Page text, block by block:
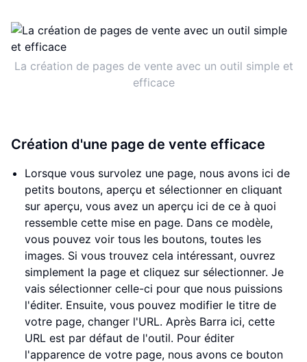
La création de pages de vente avec un outil simple et
efficace
Création d'une page de vente efficace
Lorsque vous survolez une page, nous avons ici de
petits boutons, aperçu et sélectionner en cliquant
sur aperçu, vous avez un aperçu ici de ce à quoi
ressemble cette mise en page. Dans ce modèle,
vous pouvez voir tous les boutons, toutes les
images. Si vous trouvez cela intéressant, ouvrez
simplement la page et cliquez sur sélectionner. Je
vais sélectionner celle-ci pour que nous puissions
l'éditer. Ensuite, vous pouvez modifier le titre de
votre page, changer l'URL. Après Barra ici, cette
URL est par défaut de l'outil. Pour éditer
l'apparence de votre page, nous avons ce bouton